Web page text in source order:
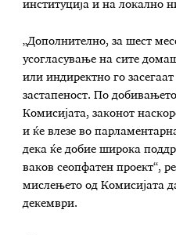
институција и на локално
„Дополнително, за шест
усогласување на сите
или индиректно го
застапеност. По
Комисијата, законот
и ќе влезе во
дека ќе добие широка
ваков сеопфатен проект“,
мислењето од Комисијата
декември.